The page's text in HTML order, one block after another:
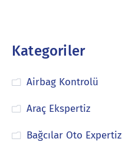
Kategoriler
Airbag Kontrolü
Araç Ekspertiz
Bağcılar Oto Expertiz